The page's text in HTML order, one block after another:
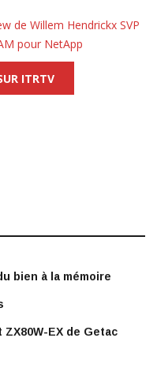
de Willem Hendrickx SVP
pour NetApp
ITRTV
bien à la mémoire
EX de Getac